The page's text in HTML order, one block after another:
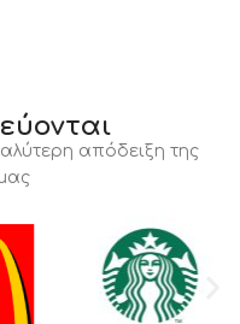
απόδειξη της